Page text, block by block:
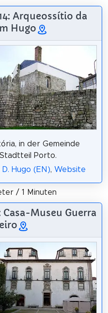
Arqueossítio da
Hugo
in der Gemeinde
Porto.
Hugo (EN), Website
/ 1 Minuten
Museu Guerra